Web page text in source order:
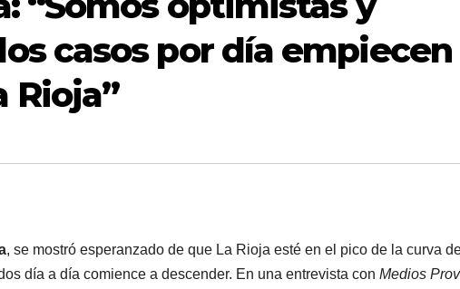
casos por día empiecen
Rioja”
, se mostró esperanzado de que La Rioja esté en el pico de la curva
día a día comience a descender. En una entrevista con Medios